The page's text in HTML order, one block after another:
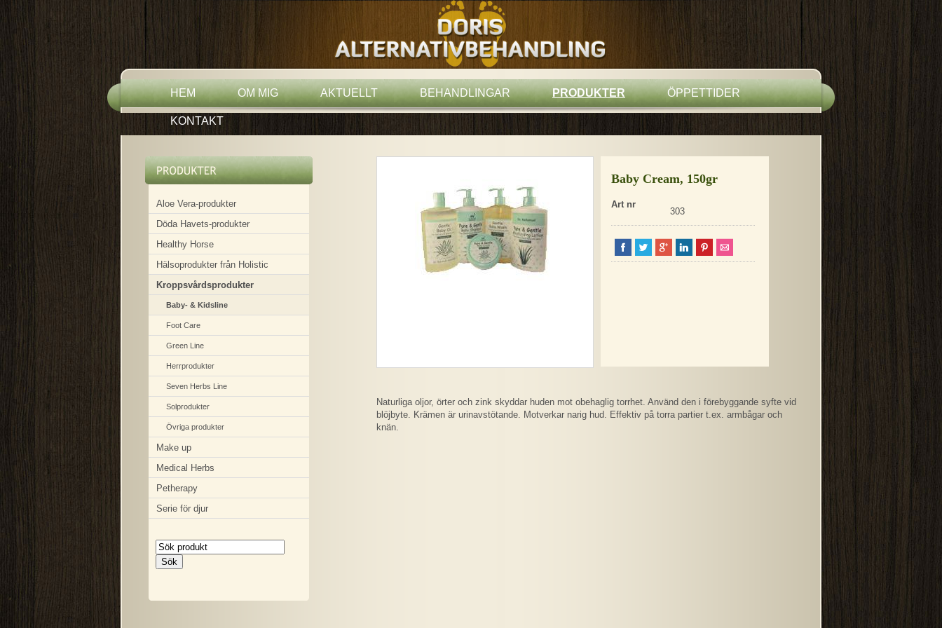
HEM OM MIG AKTUELLT BEHANDLINGAR PRODUKTER ÖPPETTIDER
KONTAKT
Aloe Vera-produkter
Döda Havets-produkter
Healthy Horse
Hälsoprodukter från Holistic
Kroppsvårdsprodukter
Baby- & Kidsline
Foot Care
Green Line
Herrprodukter
Seven Herbs Line
Solprodukter
Övriga produkter
Make up
Medical Herbs
Petherapy
Serie för djur
Baby Cream, 150gr
Art nr
303
Naturliga oljor, örter och zink skyddar huden mot obehaglig torrhet. Använd den i förebyggande syfte vid
blöjbyte. Krämen är urinavstötande. Motverkar narig hud. Effektiv på torra partier t.ex. armbågar och
knän.